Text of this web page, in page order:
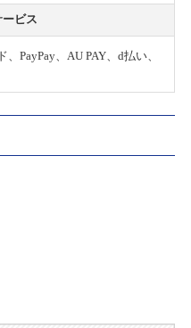
ビス
PayPay、AU PAY、d払い、